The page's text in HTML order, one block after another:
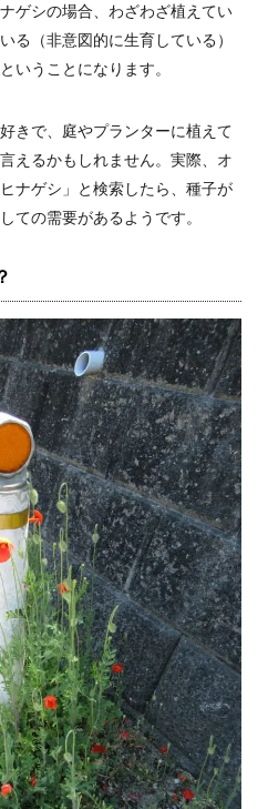
ゲシの場合、わざわざ植えてい
る（非意図的に生育している）
いうことになります。
きで、庭やプランターに植えて
えるかもしれません。実際、オ
ナゲシ」と検索したら、種子が
ての需要があるようです。